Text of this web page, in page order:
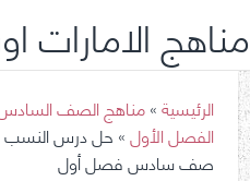
مناهج الامارات
الرئيسية»مناهج الصف
الفصل الأول»حل درس النسب
صف سادس فصل أول